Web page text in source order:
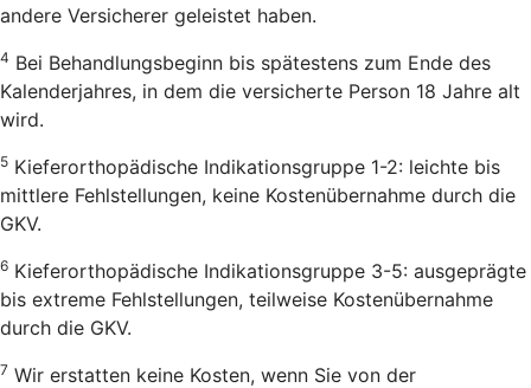
andere Versicherer geleistet haben.
4 Bei Behandlungsbeginn bis spätestens zum Ende des
Kalenderjahres, in dem die versicherte Person 18 Jahre alt
wird.
5 Kieferorthopädische Indikationsgruppe 1-2: leichte bis
mittlere Fehlstellungen, keine Kostenübernahme durch die
GKV.
6 Kieferorthopädische Indikationsgruppe 3-5: ausgeprägte
bis extreme Fehlstellungen, teilweise Kostenübernahme
durch die GKV.
7 Wir erstatten keine Kosten, wenn Sie von der